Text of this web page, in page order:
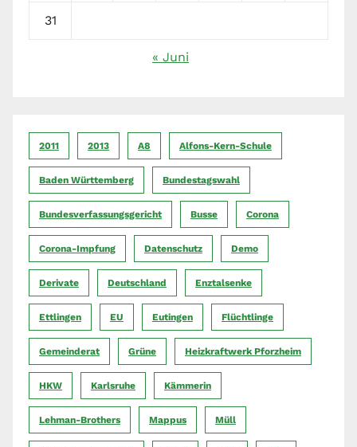
31
« Juni
2011 2013 A8 Alfons-Kern-Schule
Baden Württemberg Bundestagswahl
Bundesverfassungsgericht Busse Corona
Corona-Impfung Datenschutz Demo
Derivate Deutschland Enztalsenke
Ettlingen EU Eutingen Flüchtlinge
Gemeinderat Grüne Heizkraftwerk Pforzheim
HKW Karlsruhe Kämmerin
Lehman-Brothers Mappus Müll